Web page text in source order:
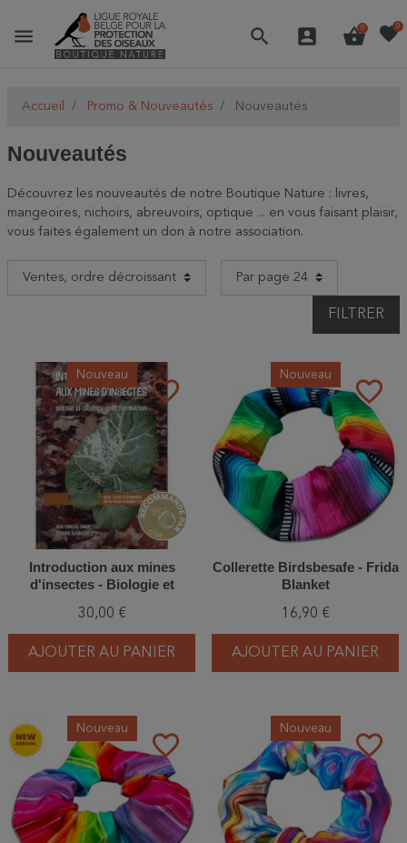
menu search account_box shopping_basket
0 favorite0
Accueil Promo & Nouveautés Nouveautés
Nouveautés
Découvrez les nouveautés de notre Boutique Nature : livres,
mangeoires, nichoirs, abreuvoirs, optique ... en vous faisant plaisir,
vous faites également un don à notre association.
FILTRER
favorite_border
Nouveau
Introduction aux mines
d'insectes - Biologie et
30,00 €
AJOUTER AU PANIER
favorite_border
Nouveau
Collerette Birdsbesafe - Frida
Blanket
16,90 €
AJOUTER AU PANIER
favorite_border
Nouveau
favorite_border
Nouveau